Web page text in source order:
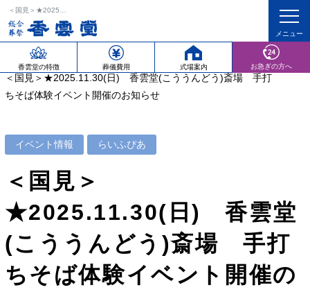
香雲堂の特徴 葬儀費用 式場案内 お急ぎの方へ
ホーム イベント情報
らいふぴあ
＜国見＞★2025.11.30(日) 香雲堂(こううんどう)斎場 手打
ちそば体験イベント開催のお知らせ
イベント情報 らいふぴあ
＜国見＞
★2025.11.30(日) 香雲堂
(こううんどう)斎場 手打
ちそば体験イベント開催の